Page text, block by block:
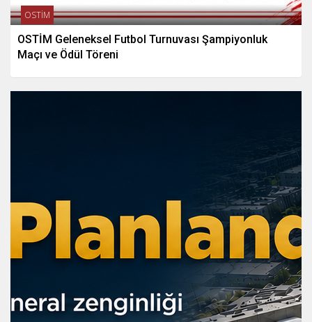
OSTİM
OSTİM Geleneksel Futbol Turnuvası Şampiyonluk
Maçı ve Ödül Töreni